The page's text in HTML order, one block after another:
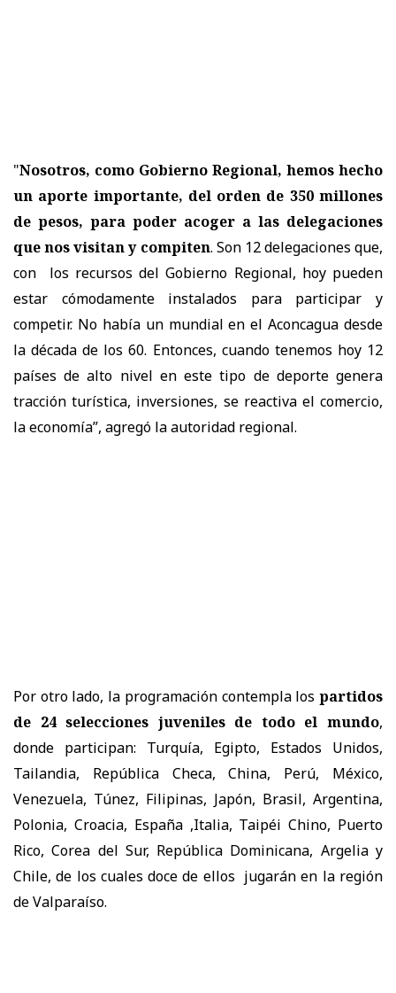
"Nosotros, como Gobierno Regional, hemos hecho
un aporte importante, del orden de 350 millones
de pesos, para poder acoger a las delegaciones
que nos visitan y compiten. Son 12 delegaciones que,
con los recursos del Gobierno Regional, hoy pueden
estar cómodamente instalados para participar y
competir. No había un mundial en el Aconcagua desde
la década de los 60. Entonces, cuando tenemos hoy 12
países de alto nivel en este tipo de deporte genera
tracción turística, inversiones, se reactiva el comercio,
la economía”, agregó la autoridad regional.
Por otro lado, la programación contempla los partidos
de 24 selecciones juveniles de todo el mundo,
donde participan: Turquía, Egipto, Estados Unidos,
Tailandia, República Checa, China, Perú, México,
Venezuela, Túnez, Filipinas, Japón, Brasil, Argentina,
Polonia, Croacia, España ,Italia, Taipéi Chino, Puerto
Rico, Corea del Sur, República Dominicana, Argelia y
Chile, de los cuales doce de ellos jugarán en la región
de Valparaíso.